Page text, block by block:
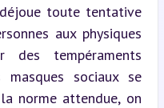
toute tentative
aux physiques
des tempéraments
masques sociaux se
norme attendue, on